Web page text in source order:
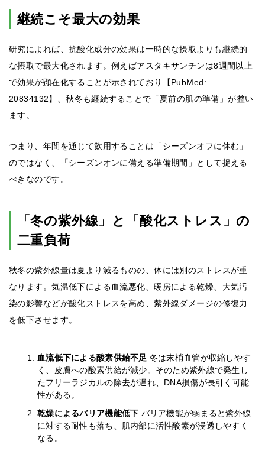
継続こそ最大の効果
研究によれば、抗酸化成分の効果は一時的な摂取よりも継続的
な摂取で最大化されます。例えばアスタキサンチンは8週間以上
で効果が顕在化することが示されており【PubMed:
20834132】、秋冬も継続することで「夏前の肌の準備」が整い
ます。
つまり、年間を通じて飲用することは「シーズンオフに休む」
のではなく、「シーズンオンに備える準備期間」として捉える
べきなのです。
「冬の紫外線」と「酸化ストレス」の
二重負荷
秋冬の紫外線量は夏より減るものの、体には別のストレスが重
なります。気温低下による血流悪化、暖房による乾燥、大気汚
染の影響などが酸化ストレスを高め、紫外線ダメージの修復力
を低下させます。
血流低下による酸素供給不足 冬は末梢血管が収縮しやす
く、皮膚への酸素供給が減少。そのため紫外線で発生し
たフリーラジカルの除去が遅れ、DNA損傷が長引く可能
性がある。
乾燥によるバリア機能低下 バリア機能が弱まると紫外線
に対する耐性も落ち、肌内部に活性酸素が浸透しやすく
なる。